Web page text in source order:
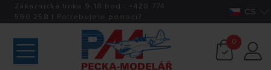
Zákaznická linka 9-18 hod.: +420 774
590 258 | Potřebujete pomoci? CS
0